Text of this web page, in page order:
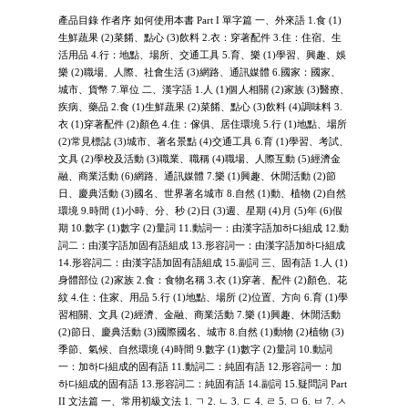
產品目錄 作者序 如何使用本書 Part I 單字篇 一、外來語 1.食 (1)
生鮮蔬果 (2)菜餚、點心 (3)飲料 2.衣：穿著配件 3.住：住宿、生
活用品 4.行：地點、場所、交通工具 5.育、樂 (1)學習、興趣、娛
樂 (2)職場、人際、社會生活 (3)網路、通訊媒體 6.國家：國家、
城市、貨幣 7.單位 二、漢字語 1.人 (1)個人相關 (2)家族 (3)醫療、
疾病、藥品 2.食 (1)生鮮蔬果 (2)菜餚、點心 (3)飲料 (4)調味料 3.
衣 (1)穿著配件 (2)顏色 4.住：傢俱、居住環境 5.行 (1)地點、場所
(2)常見標誌 (3)城市、著名景點 (4)交通工具 6.育 (1)學習、考試、
文具 (2)學校及活動 (3)職業、職稱 (4)職場、人際互動 (5)經濟金
融、商業活動 (6)網路、通訊媒體 7.樂 (1)興趣、休閒活動 (2)節
日、慶典活動 (3)國名、世界著名城市 8.自然 (1)動、植物 (2)自然
環境 9.時間 (1)小時、分、秒 (2)日 (3)週、星期 (4)月 (5)年 (6)假
期 10.數字 (1)數字 (2)量詞 11.動詞一：由漢字語加하다組成 12.動
詞二：由漢字語加固有語組成 13.形容詞一：由漢字語加하다組成
14.形容詞二：由漢字語加固有語組成 15.副詞 三、固有語 1.人 (1)
身體部位 (2)家族 2.食：食物名稱 3.衣 (1)穿著、配件 (2)顏色、花
紋 4.住：住家、用品 5.行 (1)地點、場所 (2)位置、方向 6.育 (1)學
習相關、文具 (2)經濟、金融、商業活動 7.樂 (1)興趣、休閒活動
(2)節日、慶典活動 (3)國際國名、城市 8.自然 (1)動物 (2)植物 (3)
季節、氣候、自然環境 (4)時間 9.數字 (1)數字 (2)量詞 10.動詞
一：加하다組成的固有語 11.動詞二：純固有語 12.形容詞一：加
하다組成的固有語 13.形容詞二：純固有語 14.副詞 15.疑問詞 Part
II 文法篇 一、常用初級文法 1. ㄱ 2. ㄴ 3. ㄷ 4. ㄹ 5. ㅁ 6. ㅂ 7. ㅅ